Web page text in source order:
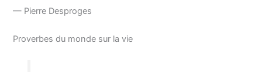
— Pierre Desproges
Proverbes du monde sur la vie